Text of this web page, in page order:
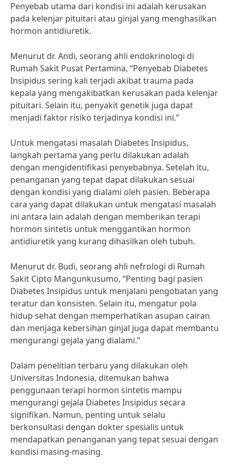
Penyebab utama dari kondisi ini adalah kerusakan
pada kelenjar pituitari atau ginjal yang menghasilkan
hormon antidiuretik.
Menurut dr. Andi, seorang ahli endokrinologi di
Rumah Sakit Pusat Pertamina, “Penyebab Diabetes
Insipidus sering kali terjadi akibat trauma pada
kepala yang mengakibatkan kerusakan pada kelenjar
pituitari. Selain itu, penyakit genetik juga dapat
menjadi faktor risiko terjadinya kondisi ini.”
Untuk mengatasi masalah Diabetes Insipidus,
langkah pertama yang perlu dilakukan adalah
dengan mengidentifikasi penyebabnya. Setelah itu,
penanganan yang tepat dapat dilakukan sesuai
dengan kondisi yang dialami oleh pasien. Beberapa
cara yang dapat dilakukan untuk mengatasi masalah
ini antara lain adalah dengan memberikan terapi
hormon sintetis untuk menggantikan hormon
antidiuretik yang kurang dihasilkan oleh tubuh.
Menurut dr. Budi, seorang ahli nefrologi di Rumah
Sakit Cipto Mangunkusumo, “Penting bagi pasien
Diabetes Insipidus untuk menjalani pengobatan yang
teratur dan konsisten. Selain itu, mengatur pola
hidup sehat dengan memperhatikan asupan cairan
dan menjaga kebersihan ginjal juga dapat membantu
mengurangi gejala yang dialami.”
Dalam penelitian terbaru yang dilakukan oleh
Universitas Indonesia, ditemukan bahwa
penggunaan terapi hormon sintetis mampu
mengurangi gejala Diabetes Insipidus secara
signifikan. Namun, penting untuk selalu
berkonsultasi dengan dokter spesialis untuk
mendapatkan penanganan yang tepat sesuai dengan
kondisi masing-masing.